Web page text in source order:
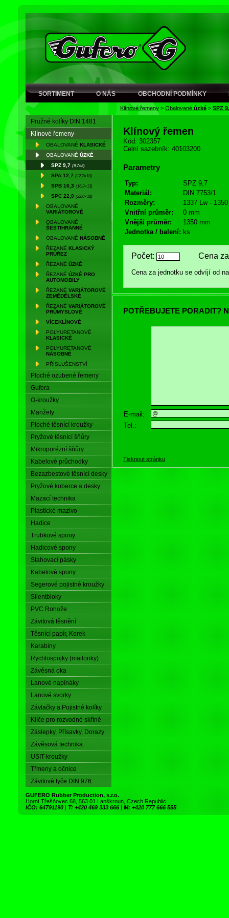
SORTIMENT O NÁS OBCHODNÍ PODMÍNKY
Klínové řemeny > Obalované úzké > SPZ
Pružné kolíky DIN 1481
Klínové řemeny
OBALOVANÉ KLASICKÉ
OBALOVANÉ ÚZKÉ
SPZ 9,7 (9,7×8)
SPA 12,7 (12,7×10)
SPB 16,3 (16,3×13)
SPC 22,0 (22,0×18)
OBALOVANÉ
VARIÁTOROVÉ
OBALOVANÉ
ŠESTIHRANNÉ
OBALOVANÉ NÁSOBNÉ
ŘEZANÉ KLASICKÝ
PRŮŘEZ
ŘEZANÉ ÚZKÉ
ŘEZANÉ ÚZKÉ PRO
AUTOMOBILY
ŘEZANÉ VARIÁTOROVÉ
ZEMĚDĚLSKÉ
ŘEZANÉ VARIÁTOROVÉ
PRŮMYSLOVÉ
VÍCEKLÍNOVÉ
POLYURETANOVÉ
KLASICKÉ
POLYURETANOVÉ
NÁSOBNÉ
PŘÍSLUŠENSTVÍ
Ploché ozubené řemeny
Gufera
O-kroužky
Manžety
Ploché těsnící kroužky
Pryžové těsnící šňůry
Mikroporézní šňůry
Kabelové průchodky
Bezazbestové těsnící desky
Pryžové koberce a desky
Mazací technika
Plastické mazivo
Hadice
Trubkové spony
Hadicové spony
Stahovací pásky
Kabelové spony
Segerové pojistné kroužky
Silentbloky
PVC Rohože
Závitová těsnění
Těsnící papír, Korek
Karabiny
Rychlospojky (mailonky)
Závěsná oka
Lanové napínáky
Lanové svorky
Závlačky a Pojistné kolíky
Klíče pro rozvodné skříně
Záslepky, Přísavky, Dorazy
Závěsová technika
USIT-kroužky
Třmeny a očnice
Závitové tyče DIN 976
Klínový řemen
Kód: 302357
Celní sazebník: 40103200
Parametry
Typ:
SPZ 9,7
Materiál:
DIN 7753/1
Rozměry:
1337 Lw -
Vnitřní průměr:
0 mm
Vnější průměr:
1350 mm
Jednotka / balení: ks
Počet: Cena za
Cena za jednotku se odvíjí od
POTŘEBUJETE PORADIT?
E-mail:
Tel.:
Tisknout stránku
GUFERO Rubber Production, s.r.o.
Horní Třešňovec 68, 563 01 Lanškroun, Czech Republic
IČO: 64791190 | T: +420 469 333 666 | M: +420 777 666 555